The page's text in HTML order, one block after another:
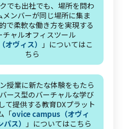
でも出社でも、場所を問わ
メンバーが同じ場所に集ま
で柔軟な働き方を実現する
チャルオフィスツール
ヴィス）
」についてはこ
ちら
授業に新たな体験をもたら
ース型のバーチャルな学び
て提供する教育DXプラット
「ovice campus（オヴィ
ス）
」についてはこちら